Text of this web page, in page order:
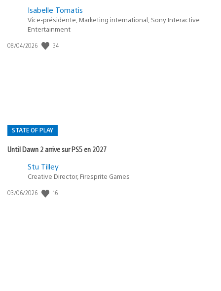
Isabelle Tomatis
Vice-présidente, Marketing international, Sony Interactive
Entertainment
Date
08/04/2026 34
STATE OF PLAY
Until Dawn 2 arrive sur PS5 en 2027
Postée
:
Stu Tilley
Creative Director, Firesprite Games
Date
03/06/2026 16